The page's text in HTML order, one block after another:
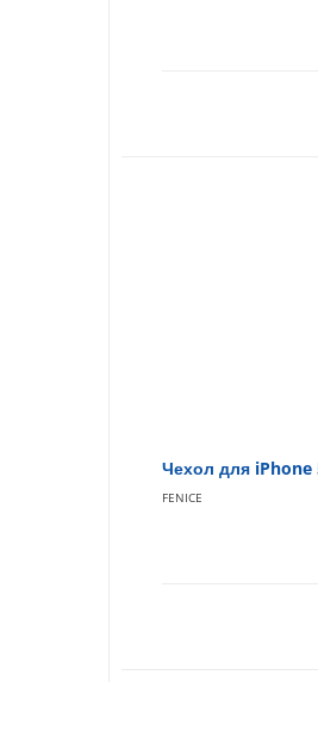
Чехол для iPhone
FENICE